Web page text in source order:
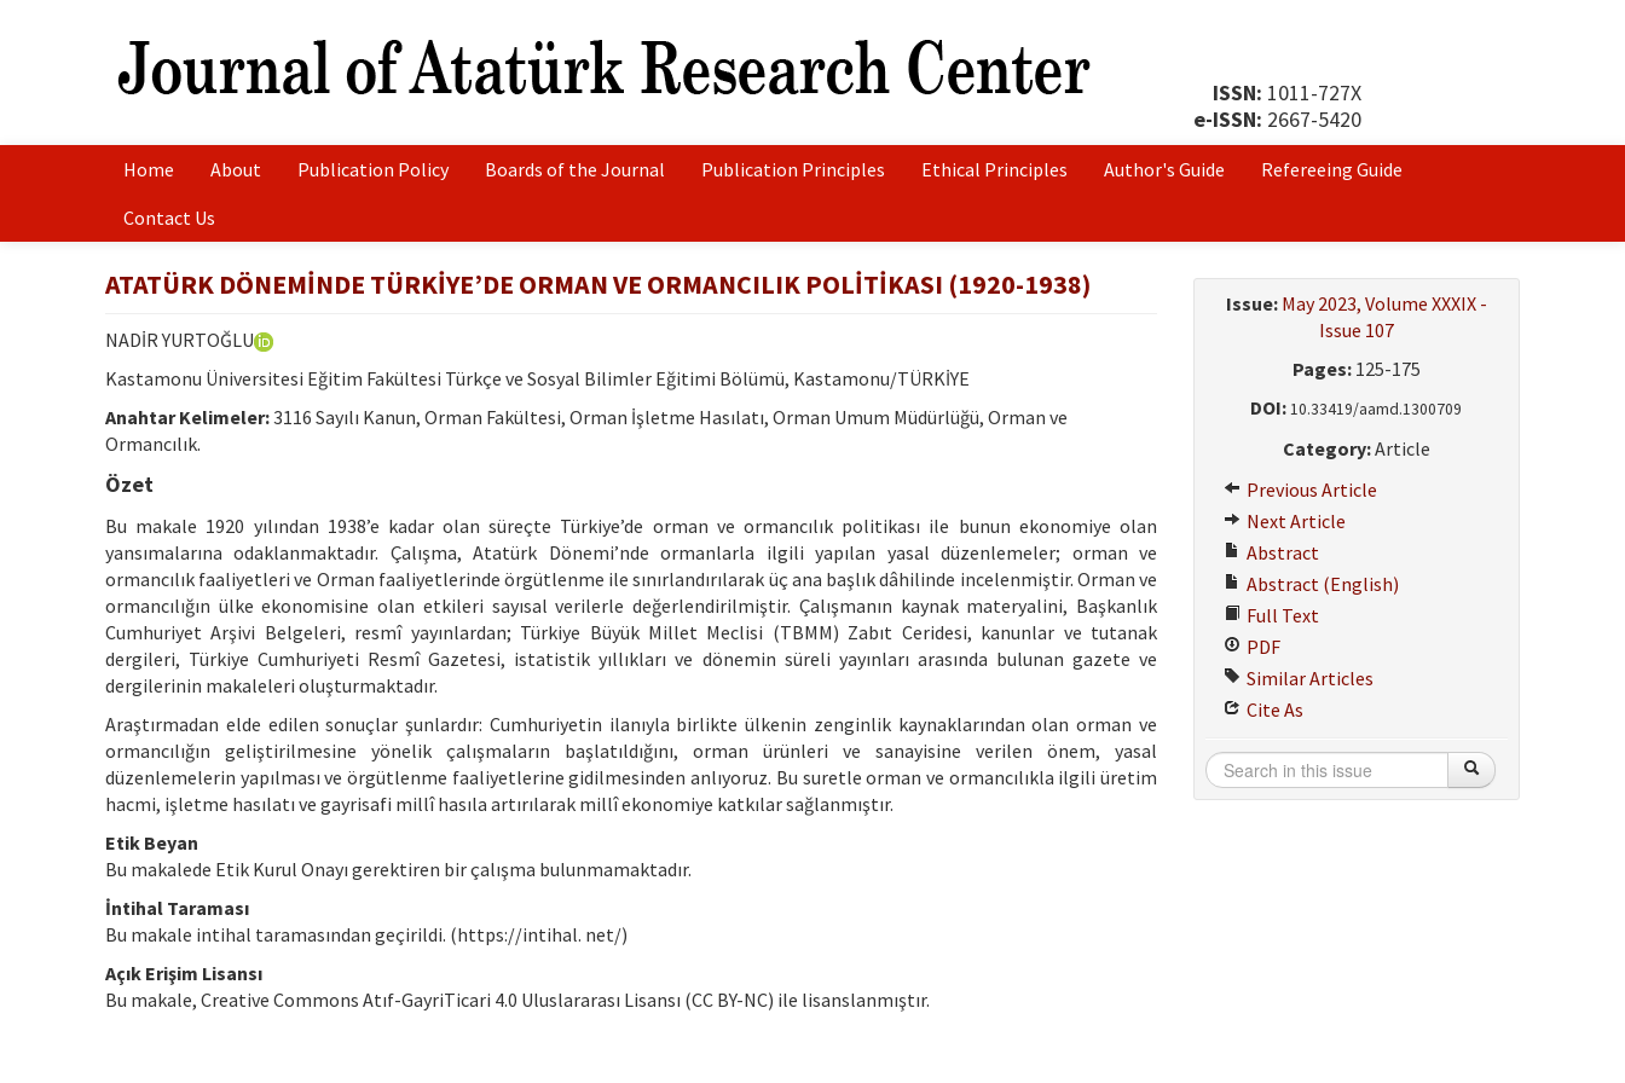
ISSN: 1011-727X
e-ISSN: 2667-5420
Home About Publication Policy Boards of the Journal Publication Principles Ethical Principles Author's Guide
Refereeing Guide
Contact Us
ATATÜRK DÖNEMİNDE TÜRKİYE’DE ORMAN VE ORMANCILIK POLİTİKASI (1920-1938)
NADİR YURTOĞLU
Kastamonu Üniversitesi Eğitim Fakültesi Türkçe ve Sosyal Bilimler Eğitimi Bölümü, Kastamonu/TÜRKİYE
Anahtar Kelimeler:3116 Sayılı Kanun, Orman Fakültesi, Orman İşletme Hasılatı, Orman Umum Müdürlüğü, Orman ve
Ormancılık.
Özet
Bu makale 1920 yılından 1938’e kadar olan süreçte Türkiye’de orman ve ormancılık politikası ile bunun ekonomiye olan
yansımalarına odaklanmaktadır. Çalışma, Atatürk Dönemi’nde ormanlarla ilgili yapılan yasal düzenlemeler; orman ve
ormancılık faaliyetleri ve Orman faaliyetlerinde örgütlenme ile sınırlandırılarak üç ana başlık dâhilinde incelenmiştir. Orman ve
ormancılığın ülke ekonomisine olan etkileri sayısal verilerle değerlendirilmiştir. Çalışmanın kaynak materyalini, Başkanlık
Cumhuriyet Arşivi Belgeleri, resmî yayınlardan; Türkiye Büyük Millet Meclisi (TBMM) Zabıt Ceridesi, kanunlar ve tutanak
dergileri, Türkiye Cumhuriyeti Resmî Gazetesi, istatistik yıllıkları ve dönemin süreli yayınları arasında bulunan gazete ve
dergilerinin makaleleri oluşturmaktadır.
Araştırmadan elde edilen sonuçlar şunlardır: Cumhuriyetin ilanıyla birlikte ülkenin zenginlik kaynaklarından olan orman ve
ormancılığın geliştirilmesine yönelik çalışmaların başlatıldığını, orman ürünleri ve sanayisine verilen önem, yasal
düzenlemelerin yapılması ve örgütlenme faaliyetlerine gidilmesinden anlıyoruz. Bu suretle orman ve ormancılıkla ilgili üretim
hacmi, işletme hasılatı ve gayrisafi millî hasıla artırılarak millî ekonomiye katkılar sağlanmıştır.
Etik Beyan
Bu makalede Etik Kurul Onayı gerektiren bir çalışma bulunmamaktadır.
İntihal Taraması
Bu makale intihal taramasından geçirildi. (https://intihal. net/)
Açık Erişim Lisansı
Bu makale, Creative Commons Atıf-GayriTicari 4.0 Uluslararası Lisansı (CC BY-NC) ile lisanslanmıştır.
Issue: May 2023, Volume XXXIX -
Issue 107
Pages:125-175
DOI: 10.33419/aamd.1300709
Category:Article
Previous Article
Next Article
Abstract
Abstract (English)
Full Text
PDF
Similar Articles
Cite As